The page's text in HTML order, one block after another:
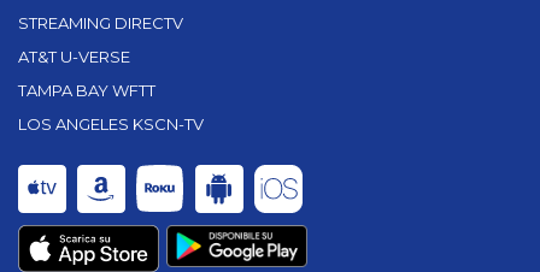
STREAMING DIRECTV
AT&T U-VERSE
TAMPA BAY WFTT
LOS ANGELES KSCN-TV